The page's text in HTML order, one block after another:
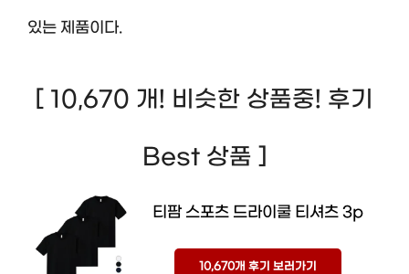
있는 제품이다.
[ 10,670 개! 비슷한 상품중! 후기
Best 상품 ]
티팜 스포츠 드라이쿨 티셔츠 3p
10,670개 후기 보러가기